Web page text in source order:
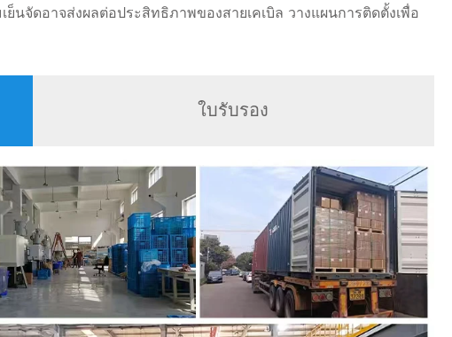
จัดอาจส่งผลต่อประสิทธิภาพของสายเคเบิล วางแผนการติดตั้งเพื่อ
ใบรับรอง